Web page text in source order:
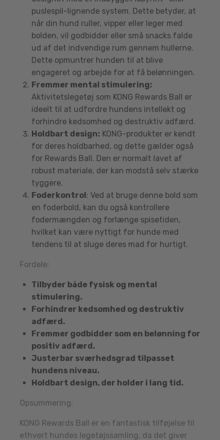
puslespil-lignende system. Dette betyder, at
når din hund ruller, vipper eller leger med
bolden, vil godbidder eller små snacks falde
ud af det indvendige rum gennem hullerne.
Dette opmuntrer hunden til at blive
engageret og arbejde for at få belønningen.
Fremmer mental stimulering:
Aktivitetslegetøj som KONG Rewards Ball er
ideelt til at udfordre hundens intellekt og
forhindre kedsomhed og destruktiv adfærd.
Holdbart design: KONG-produkter er kendt
for deres holdbarhed, og dette gælder også
for Rewards Ball. Den er normalt lavet af
robust materiale, der kan modstå selv stærke
tyggere.
Foderkontrol: Ved at bruge denne bold som
en foderbold, kan du også kontrollere
fodermængden og forlænge spisetiden,
hvilket kan være nyttigt for hunde med
tendens til at sluge deres mad for hurtigt.
Fordele:
Tilbyder både fysisk og mental
stimulering.
Forhindrer kedsomhed og destruktiv
adfærd.
Fremmer godbidder som en belønning for
positiv adfærd.
Justerbar sværhedsgrad tilpasset
hundens niveau.
Holdbart design, der holder i lang tid.
Opsummering:
KONG Rewards Ball er en fantastisk tilføjelse til
ethvert hundes legetøjssamling, da det giver